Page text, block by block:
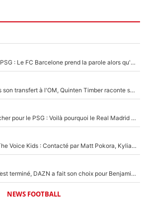
Ferran Torres a dit oui au PSG : Le FC Barcelone prend la parole alors qu'un transfert de l'attaquant espagnol prend forme
En plein cauchemar après son transfert à l'OM, Quinten Timber raconte ses doutes après sa signature à Marseille
Yan Diomandé était trop cher pour le PSG : Voilà pourquoi le Real Madrid a accepté de payer la somme record de 140M€ pour boucler son transfert !
De l'équipe de France à The Voice Kids : Contacté par Matt Pokora, Kylian Mbappé a accepté de jouer un rôle inédit sur TF1 !
La Liga sur beIN Sports c’est terminé, DAZN a fait son choix pour Benjamin Da Silva et Omar Da Fonseca !
NEWS FOOTBALL